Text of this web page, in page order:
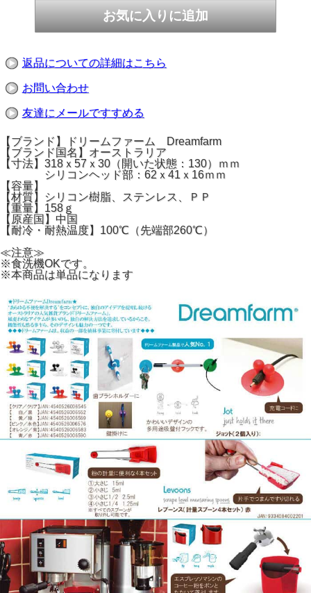
返品についての詳細はこちら
お問い合わせ
友達にメールですすめる
【ブランド】ドリームファーム Dreamfarm
【ブランド国名】オーストラリア
【寸法】318ｘ57ｘ30（開いた状態：130）ｍｍ
シリコンヘッド部：62ｘ41ｘ16ｍｍ
【容量】
【材質】シリコン樹脂、ステンレス、ＰＰ
【重量】158ｇ
【原産国】中国
【耐冷・耐熱温度】100℃（先端部260℃）
≪注意≫
※食洗機OKです。
※本商品は単品になります